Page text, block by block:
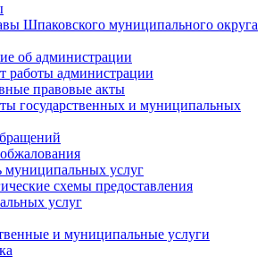
Шпаковского муниципального округа
об администрации
работы администрации
правовые акты
государственных и муниципальных
муниципальных услуг
схемы предоставления
услуг
и муниципальные услуги